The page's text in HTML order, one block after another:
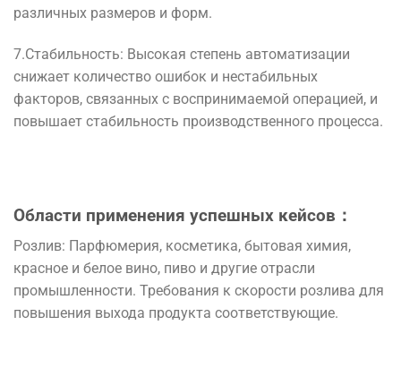
различных размеров и форм.
7.Стабильность: Высокая степень автоматизации
снижает количество ошибок и нестабильных
факторов, связанных с воспринимаемой операцией, и
повышает стабильность производственного процесса.
Области применения успешных кейсов：
Розлив: Парфюмерия, косметика, бытовая химия,
красное и белое вино, пиво и другие отрасли
промышленности. Требования к скорости розлива для
повышения выхода продукта соответствующие.